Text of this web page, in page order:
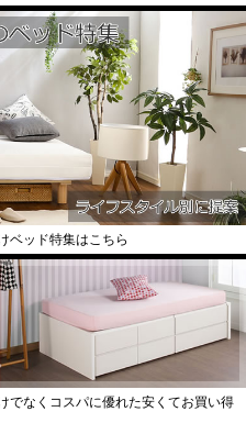
ベッド特集はこちら
でなくコスパに優れた安くてお買い得